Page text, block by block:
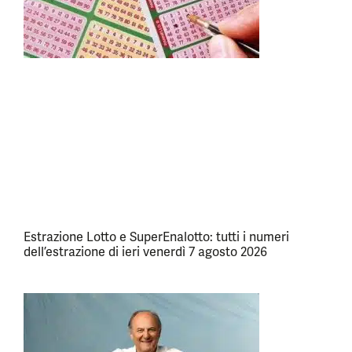
Estrazione Lotto e SuperEnalotto: tutti i numeri
dell’estrazione di ieri venerdì 7 agosto 2026